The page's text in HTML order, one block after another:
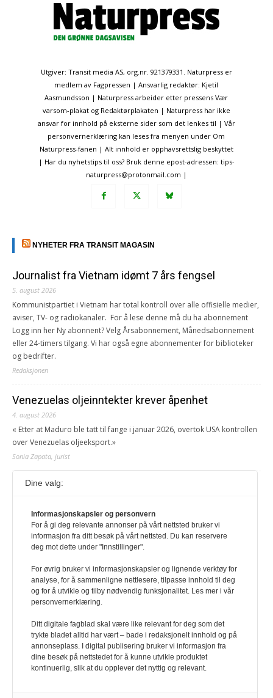
Utgiver: Transit media AS, org.nr. 921379331. Naturpress er
medlem av Fagpressen | Ansvarlig redaktør: Kjetil
Aasmundsson | Naturpress arbeider etter pressens Vær
varsom-plakat og Redaktørplakaten | Naturpress har ikke
ansvar for innhold på eksterne sider som det lenkes til | Vår
personvernerklæring kan leses fra menyen under Om
Naturpress-fanen | Alt innhold er opphavsrettslig beskyttet
| Har du nyhetstips til oss? Bruk denne epost-adressen: tips-
naturpress@protonmail.com |
NYHETER FRA TRANSIT MAGASIN
Journalist fra Vietnam idømt 7 års fengsel
5. august 2026
Kommunistpartiet i Vietnam har total kontroll over alle offisielle medier,
aviser, TV- og radiokanaler. For å lese denne må du ha abonnement
Logg inn her Ny abonnent? Velg Årsabonnement, Månedsabonnement
eller 24-timers tilgang. Vi har også egne abonnementer for biblioteker
og bedrifter.
Redaksjonen
Venezuelas oljeinntekter krever åpenhet
4. august 2026
« Etter at Maduro ble tatt til fange i januar 2026, overtok USA kontrollen
over Venezuelas oljeeksport.»
Sonia Zapata, jurist
117,8 millioner er på flukt, en nedgang fra forrige
1. august 2026
Ville ha tilsvart verdens trettende største land i folketall. For å lese
denne må du ha abonnement Logg inn her Ny abonnent? Velg
også egne abonnementer for biblioteker og bedrifter.
Redaksjonen
Dine valg:
Informasjonskapsler og personvern
For å gi deg relevante annonser på vårt nettsted bruker vi
informasjon fra ditt besøk på vårt nettsted. Du kan reservere
deg mot dette under "Innstillinger".
For øvrig bruker vi informasjonskapsler og lignende verktøy for
analyse, for å sammenligne nettlesere, tilpasse innhold til deg
og for å utvikle og tilby nødvendig funksjonalitet. Les mer i vår
personvernerklæring.
Ditt digitale fagblad skal være like relevant for deg som det
trykte bladet alltid har vært – bade i redaksjonelt innhold og på
annonseplass. I digital publisering bruker vi informasjon fra
dine besøk på nettstedet for å kunne utvikle produktet
kontinuerlig, slik at du opplever det nyttig og relevant.